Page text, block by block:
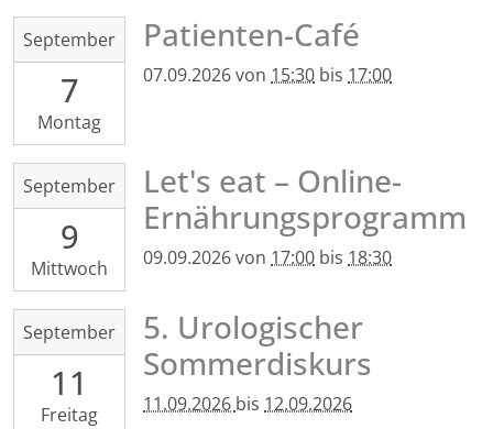
Blu
Park
Hotel
Conference
Centre,
Nizzastraße
55,
Radebeul
2026-
07T15:30:00+02:00
07T17:00:00+02:00
NCT/UCC
September
7
Montag
Patienten-Café
07.09.2026von 15:30 bis 17:00
2026-
09T17:00:00+02:00
09-
09T18:30:00+02:00
online
über
zoom
September
9
Mittwoch
Let's eat – Online-
Ernährungsprogramm
09.09.2026von 17:00 bis 18:30
2026-
11T00:00:00+02:00
September
11
Freitag
5. Urologischer
Sommerdiskurs
11.09.2026 bis 12.09.2026